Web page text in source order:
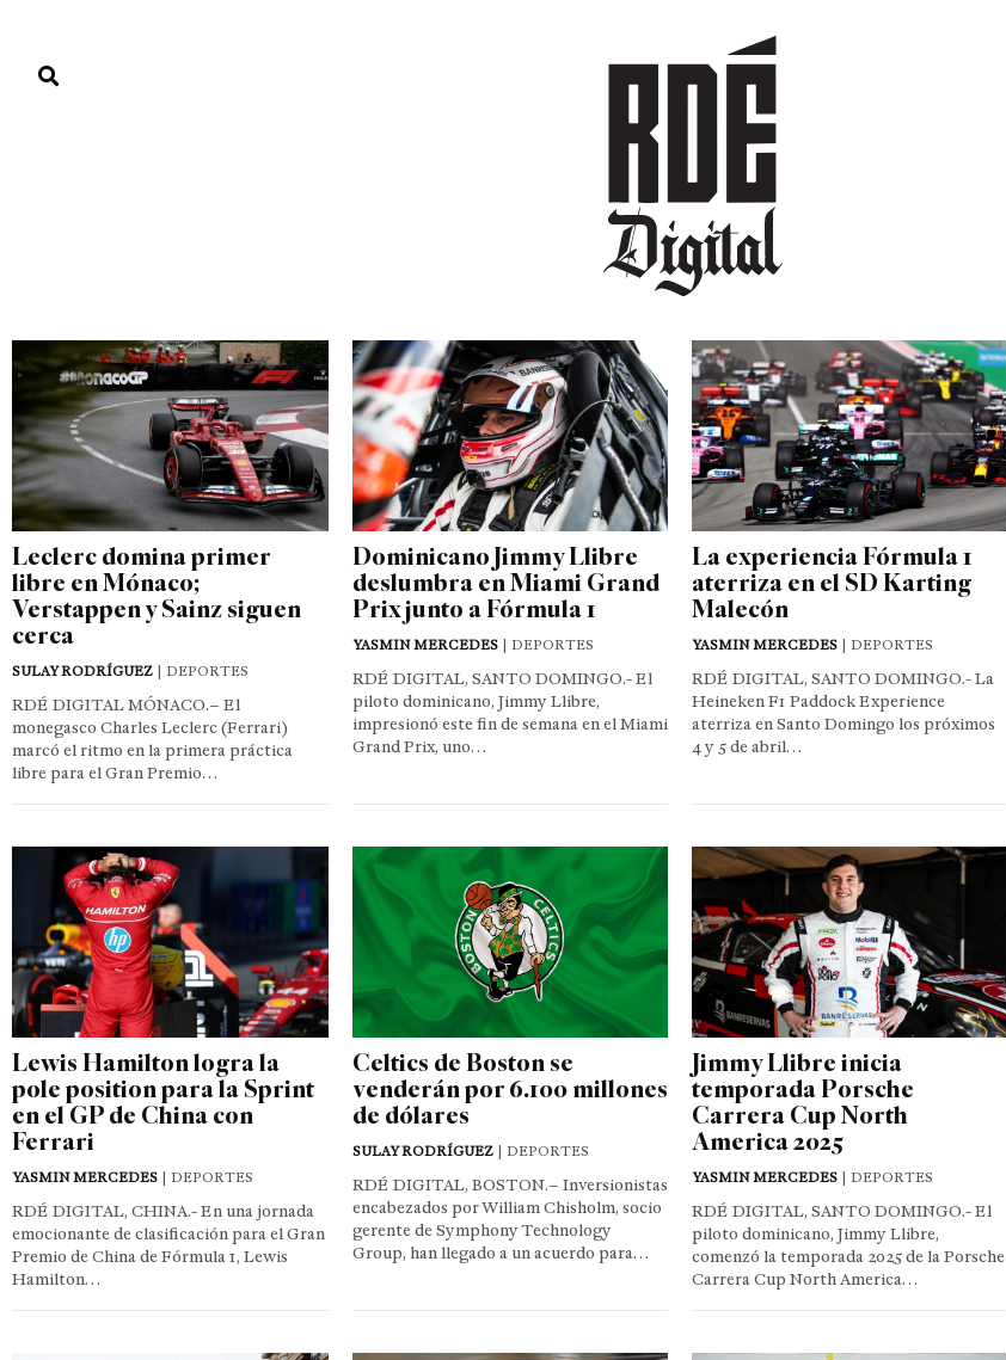
DEPORTES CULTURA ENTRETENIMIENTO
Leclerc domina primer
libre en Mónaco;
Verstappen y Sainz siguen
cerca
SULAY RODRÍGUEZ | DEPORTES
RDÉ DIGITAL MÓNACO.– El
monegasco Charles Leclerc (Ferrari)
marcó el ritmo en la primera práctica
libre para el Gran Premio…
Dominicano Jimmy Llibre
deslumbra en Miami Grand
Prix junto a Fórmula 1
YASMIN MERCEDES| DEPORTES
RDÉ DIGITAL, SANTO DOMINGO.- El
piloto dominicano, Jimmy Llibre,
impresionó este fin de semana en el Miami
Grand Prix, uno…
La experiencia Fórmula 1
aterriza en el SD Karting
Malecón
YASMIN MERCEDES | DEPORTES
RDÉ DIGITAL, SANTO DOMINGO.- La
Heineken F1 Paddock Experience
aterriza en Santo Domingo los próximos
4 y 5 de abril…
Lewis Hamilton logra la
pole position para la Sprint
en el GP de China con
Ferrari
YASMIN MERCEDES | DEPORTES
RDÉ DIGITAL, CHINA.- En una jornada
emocionante de clasificación para el Gran
Premio de China de Fórmula 1, Lewis
Hamilton…
Celtics de Boston se
venderán por 6.100 millones
de dólares
SULAY RODRÍGUEZ| DEPORTES
RDÉ DIGITAL, BOSTON.– Inversionistas
encabezados por William Chisholm, socio
gerente de Symphony Technology
Group, han llegado a un acuerdo para…
Jimmy Llibre inicia
temporada Porsche
Carrera Cup North
America 2025
YASMIN MERCEDES | DEPORTES
RDÉ DIGITAL, SANTO DOMINGO.- El
piloto dominicano, Jimmy Llibre,
comenzó la temporada 2025 de la Porsche
Carrera Cup North America…